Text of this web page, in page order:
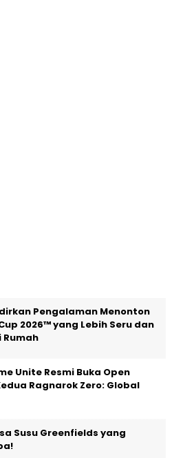
Pengalaman Menonton
2026™ yang Lebih Seru dan
Unite Resmi Buka Open
Ragnarok Zero: Global
Susu Greenfields yang